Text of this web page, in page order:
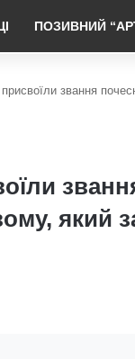
ПОЗИВНИЙ
звання
який